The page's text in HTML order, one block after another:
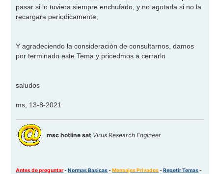
pasar si lo tuviera siempre enchufado, y no agotarla si no la
recargara periodicamente,
Y agradeciendo la consideraciòn de consultarnos, damos
por terminado este Tema y pricedmos a cerrarlo
saludos
ms, 13-8-2021
msc hotline sat Virus Research Engineer
Antes de preguntar-Normas Basicas-Mensajes Privados-Repetir Temas-